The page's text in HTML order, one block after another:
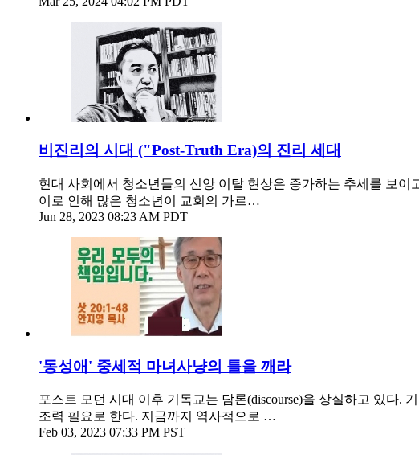
비진리의 시대 ("Post-Truth Era)의 진리 세대
현대 사회에서 청소년들의 신앙 이탈 현상은 증가하는 추세를 보
이로 인해 많은 청소년이 교회의 가르…
Jun 28, 2023 08:23 AM PDT
'동성애' 중세적 마녀사냥의 틀을 깨라
포스트 모던 시대 이후 기독교는 담론(discourse)을 상실하고 있다.
조력 필요로 한다. 지금까지 역사적으로 …
Feb 03, 2023 07:33 PM PST